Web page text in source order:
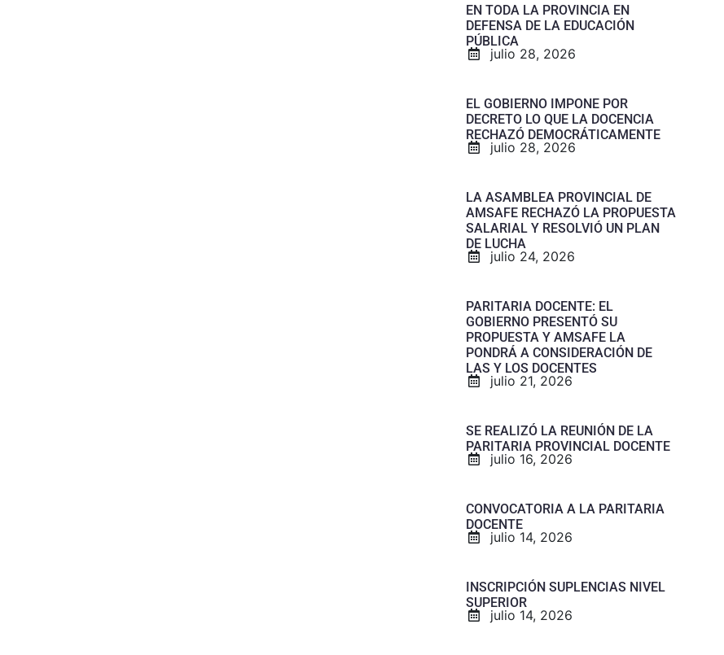
EN TODA LA PROVINCIA EN
DEFENSA DE LA EDUCACIÓN
PÚBLICA
julio 28, 2026
EL GOBIERNO IMPONE POR
DECRETO LO QUE LA DOCENCIA
RECHAZÓ DEMOCRÁTICAMENTE
julio 28, 2026
LA ASAMBLEA PROVINCIAL DE
AMSAFE RECHAZÓ LA PROPUESTA
SALARIAL Y RESOLVIÓ UN PLAN
DE LUCHA
julio 24, 2026
PARITARIA DOCENTE: EL
GOBIERNO PRESENTÓ SU
PROPUESTA Y AMSAFE LA
PONDRÁ A CONSIDERACIÓN DE
LAS Y LOS DOCENTES
julio 21, 2026
SE REALIZÓ LA REUNIÓN DE LA
PARITARIA PROVINCIAL DOCENTE
julio 16, 2026
CONVOCATORIA A LA PARITARIA
DOCENTE
julio 14, 2026
INSCRIPCIÓN SUPLENCIAS NIVEL
SUPERIOR
julio 14, 2026